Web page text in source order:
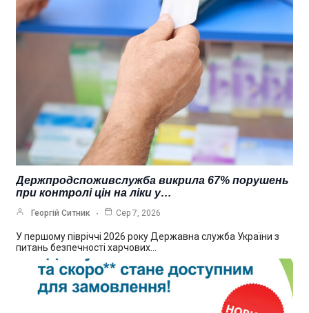
Держпродспоживслужба викрила 67% порушень
при контролі цін на ліки у…
Георгій Ситник Сер 7, 2026
У першому півріччі 2026 року Державна служба України з
питань безпечності харчових…